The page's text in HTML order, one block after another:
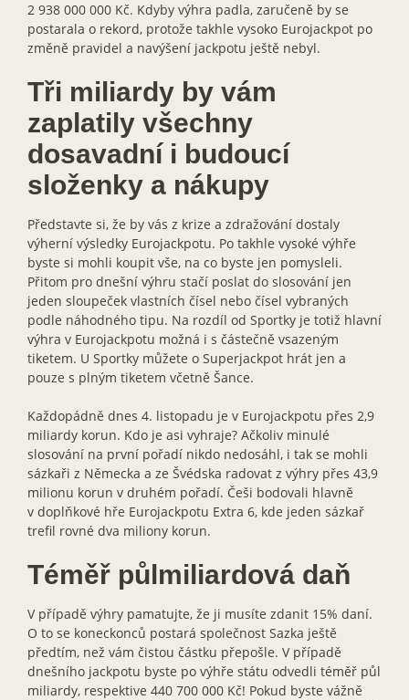
2 938 000 000 Kč. Kdyby výhra padla, zaručeně by se
postarala o rekord, protože takhle vysoko Eurojackpot po
změně pravidel a navýšení jackpotu ještě nebyl.
Tři miliardy by vám
zaplatily všechny
dosavadní i budoucí
složenky a nákupy
Představte si, že by vás z krize a zdražování dostaly
výherní výsledky Eurojackpotu. Po takhle vysoké výhře
byste si mohli koupit vše, na co byste jen pomysleli.
Přitom pro dnešní výhru stačí poslat do slosování jen
jeden sloupeček vlastních čísel nebo čísel vybraných
podle náhodného tipu. Na rozdíl od Sportky je totiž hlavní
výhra v Eurojackpotu možná i s částečně vsazeným
tiketem. U Sportky můžete o Superjackpot hrát jen a
pouze s plným tiketem včetně Šance.
Každopádně dnes 4. listopadu je v Eurojackpotu přes 2,9
miliardy korun. Kdo je asi vyhraje? Ačkoliv minulé
slosování na první pořadí nikdo nedosáhl, i tak se mohli
sázkaři z Německa a ze Švédska radovat z výhry přes 43,9
milionu korun v druhém pořadí. Češi bodovali hlavně
v doplňkové hře Eurojackpotu Extra 6, kde jeden sázkař
trefil rovné dva miliony korun.
Téměř půlmiliardová daň
V případě výhry pamatujte, že ji musíte zdanit 15% daní.
O to se koneckonců postará společnost Sazka ještě
předtím, než vám čistou částku přepošle. V případě
dnešního jackpotu byste po výhře státu odvedli téměř půl
miliardy, respektive 440 700 000 Kč! Pokud byste vážně